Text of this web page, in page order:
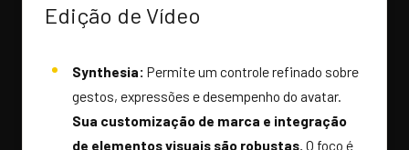
Edição de Vídeo
Synthesia: Permite um controle refinado sobre
gestos, expressões e desempenho do avatar.
Sua customização de marca e integração
de elementos visuais são robustas. O foco é